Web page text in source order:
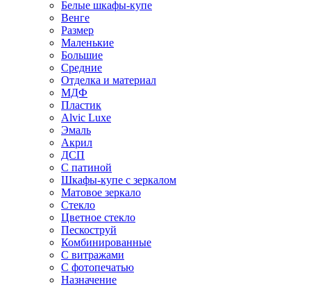
Белые шкафы-купе
Венге
Размер
Маленькие
Большие
Средние
Отделка и материал
МДФ
Пластик
Alvic Luxe
Эмаль
Акрил
ДСП
С патиной
Шкафы-купе с зеркалом
Матовое зеркало
Стекло
Цветное стекло
Пескоструй
Комбинированные
С витражами
С фотопечатью
Назначение